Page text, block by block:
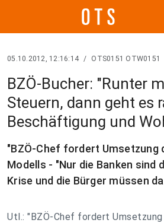
05.10.2012, 12:16:14 / OTS0151 OTW0151
BZÖ-Bucher: "Runter
Steuern, dann geht es
Beschäftigung und
"BZÖ-Chef fordert Umsetzung
Modells - "Nur die Banken sind
Krise und die Bürger müssen
Utl.: "BZÖ-Chef fordert Umsetzung